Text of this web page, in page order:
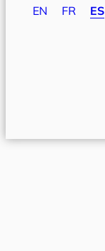
EN FR ES